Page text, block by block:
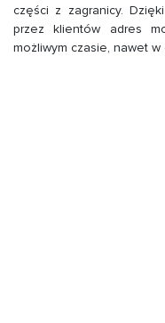
części z zagranicy.
przez klientów adres
możliwym czasie, nawet